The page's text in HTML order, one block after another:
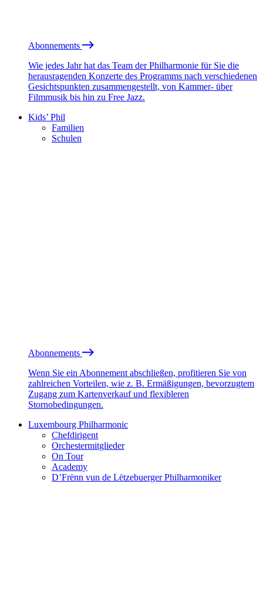
Abonnements
Wie jedes Jahr hat das Team der Philharmonie für Sie die
herausragenden Konzerte des Programms nach verschiedenen
Gesichtspunkten zusammengestellt, von Kammer- über
Filmmusik bis hin zu Free Jazz.
Kids’ Phil
Familien
Schulen
Abonnements
Wenn Sie ein Abonnement abschließen, profitieren Sie von
zahlreichen Vorteilen, wie z. B. Ermäßigungen, bevorzugtem
Zugang zum Kartenverkauf und flexibleren
Stornobedingungen.
Luxembourg Philharmonic
Chefdirigent
Orchestermitglieder
On Tour
Academy
D’Frënn vun de Lëtzebuerger Philharmoniker